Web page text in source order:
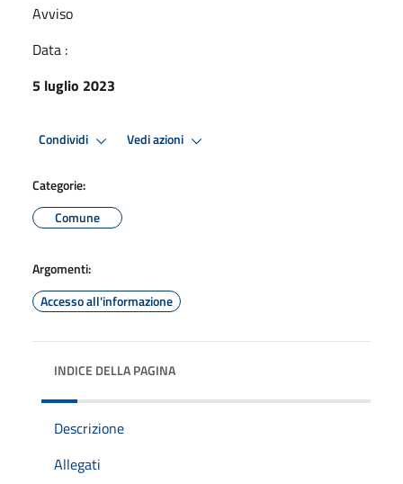
Avviso
Data :
5 luglio 2023
Condividi Vedi azioni
Categorie:
Comune
Argomenti:
Accesso all'informazione
INDICE DELLA PAGINA
Descrizione
Allegati